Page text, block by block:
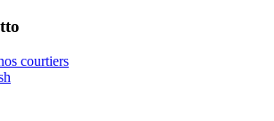
courtiers